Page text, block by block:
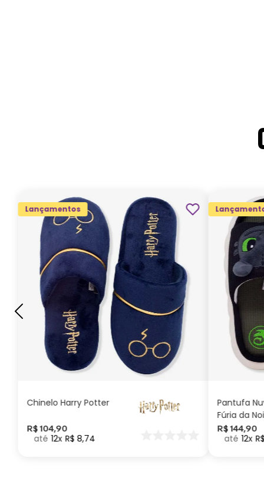
Lançamentos
Chinelo Harry Potter
R$ 104,90
12 R$ 8,74
G GG M P
ADICIONAR AO
CARRINHO
Pantufa
Fúria da
Como
seu Dragão
R$ 144,90
12 R$